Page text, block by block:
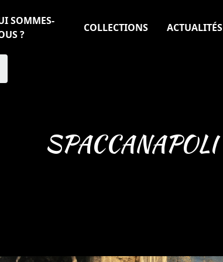
SOMMES-
?
COLLECTIONS ACTUALITÉS
SPACCANAPOLI